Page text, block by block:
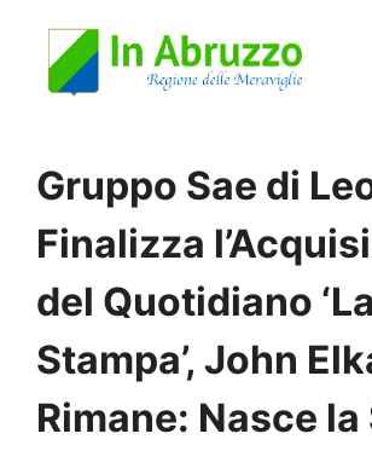
Gruppo Sae di
Finalizza
del Quotidiano ‘La
Stampa’, John
Rimane: Nasce la